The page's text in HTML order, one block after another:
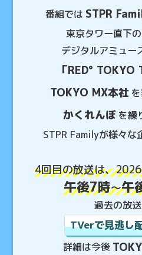
番組では STPR
東京タワー直下
デジタルアミュー
「RED° TOKYO
TOKYO MX本社
かくれんぼ を繰
STPR Familyが様々な
4回目の放送は、
午後7時～午
過去の放送
TVerで見逃し
詳細は今後